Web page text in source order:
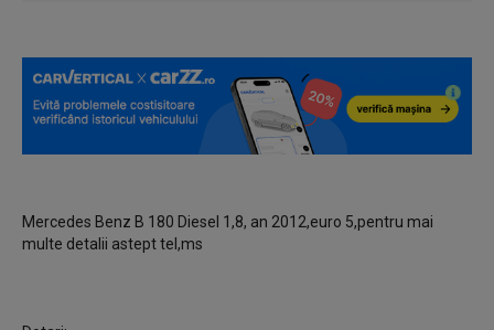
Mercedes Benz B 180 Diesel 1,8, an 2012,euro 5,pentru mai
multe detalii astept tel,ms